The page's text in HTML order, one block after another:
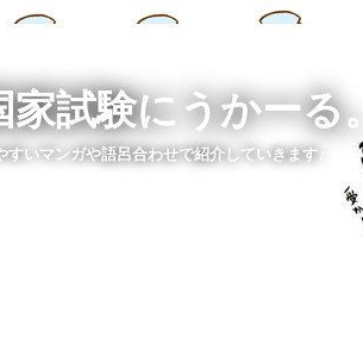
試験にうかーる。
いマンガや語呂合わせで紹介していきます♪